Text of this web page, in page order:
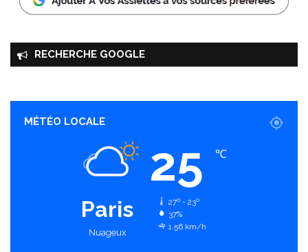
RECHERCHE GOOGLE
MÉTÉO LOCALE
Paris
Nuageux
25 ℃
27º - 23º
37%
1.56 km/h